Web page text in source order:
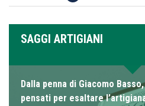
SAGGI ARTIGIANI
Dalla penna di Giacomo
pensati per esaltare